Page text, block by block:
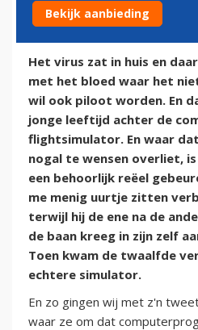
7 juni 2014
Het virus zat in huis en
met het bloed waar het
wil ook piloot worden. En
jonge leeftijd achter de
flightsimulator. En waar
nogal te wensen overliet,
een behoorlijk reëel
me menig uurtje zitten
terwijl hij de ene na de
de baan kreeg in zijn zelf
Toen kwam de twaalfde
echtere simulator.
En zo gingen wij met z'n
waar ze om dat
Bekijk aanbieding